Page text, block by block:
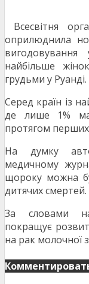
Всесвітня
оприлюднила
найбільше
грудьми у Руанді.
Серед країн із
де лише 1%
протягом перших
На думку
медичному
щороку можна
дитячих смертей.
За словами
покращує
на рак молочної